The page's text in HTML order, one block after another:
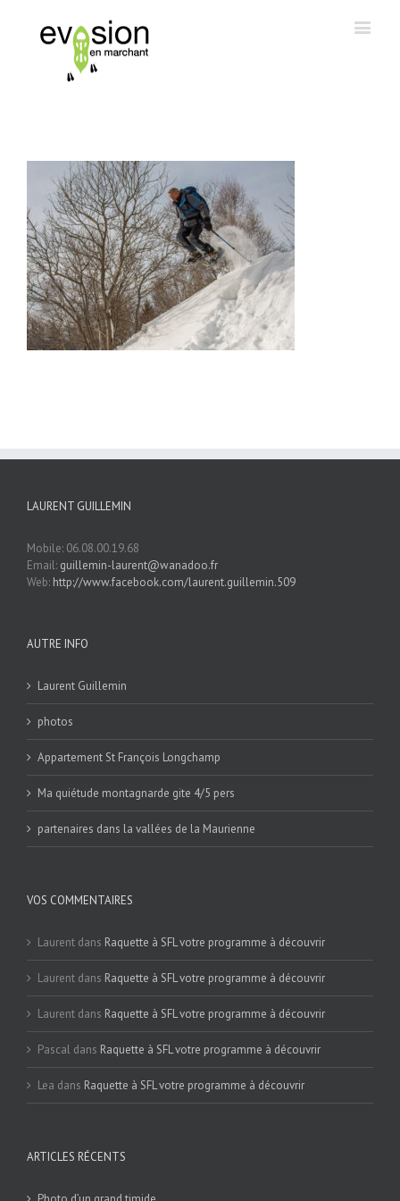
LAURENT GUILLEMIN
Mobile: 06.08.00.19.68
Email: guillemin-laurent@wanadoo.fr
Web: http://www.facebook.com/laurent.guillemin.509
AUTRE INFO
Laurent Guillemin
photos
Appartement St François Longchamp
Ma quiétude montagnarde gite 4/5 pers
partenaires dans la vallées de la Maurienne
VOS COMMENTAIRES
Laurent dans Raquette à SFL votre programme à découvrir
Laurent dans Raquette à SFL votre programme à découvrir
Laurent dans Raquette à SFL votre programme à découvrir
Pascal dans Raquette à SFL votre programme à découvrir
Lea dans Raquette à SFL votre programme à découvrir
ARTICLES RÉCENTS